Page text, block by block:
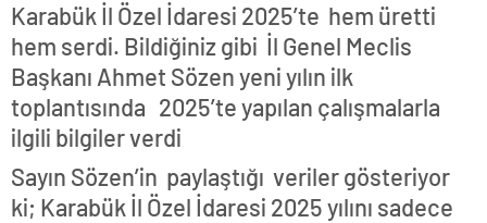
Karabük İl Özel İdaresi 2025’te hem üretti
hem serdi. Bildiğiniz gibi İl Genel Meclis
Başkanı Ahmet Sözen yeni yılın ilk
toplantısında 2025’te yapılan çalışmalarla
ilgili bilgiler verdi
Sayın Sözen’in paylaştığı veriler gösteriyor
ki; Karabük İl Özel İdaresi 2025 yılını sadece